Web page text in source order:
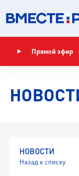
Прямой эфир
НОВОСТИ
Назад к списку